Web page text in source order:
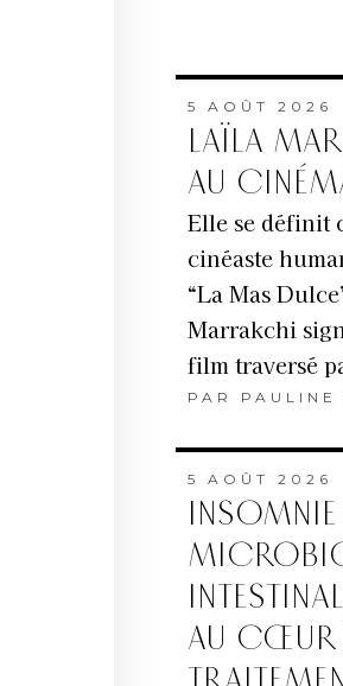
5 AOÛT 2026
LAÏLA
AU
Elle se définit
cinéaste
“La Mas
Marrakchi
film traversé
PAR PAULINE
5 AOÛT 2026
INSOMNIE
AU CŒUR